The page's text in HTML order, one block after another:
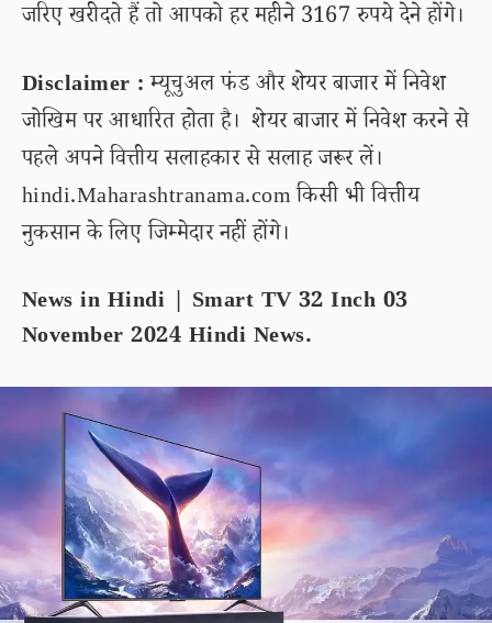
जरिए खरीदते हैं तो आपको हर महीने 3167 रुपये देने होंगे।
Disclaimer :म्यूचुअल फंड और शेयर बाजार में निवेश
जोखिम पर आधारित होता है। शेयर बाजार में निवेश करने से
पहले अपने वित्तीय सलाहकार से सलाह जरूर लें।
hindi.Maharashtranama.com किसी भी वित्तीय
नुकसान के लिए जिम्मेदार नहीं होंगे।
News in Hindi | Smart TV 32 Inch 03
November 2024 Hindi News.